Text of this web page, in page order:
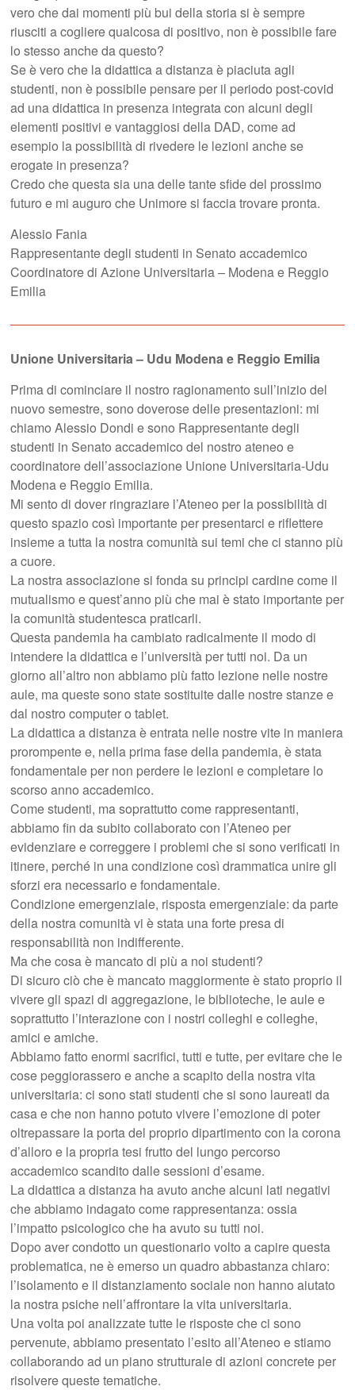
vero che dai momenti più bui della storia si è sempre
riusciti a cogliere qualcosa di positivo, non è possibile fare
lo stesso anche da questo?
Se è vero che la didattica a distanza è piaciuta agli
studenti, non è possibile pensare per il periodo post-covid
ad una didattica in presenza integrata con alcuni degli
elementi positivi e vantaggiosi della DAD, come ad
esempio la possibilità di rivedere le lezioni anche se
erogate in presenza?
Credo che questa sia una delle tante sfide del prossimo
futuro e mi auguro che Unimore si faccia trovare pronta.
Alessio Fania
Rappresentante degli studenti in Senato accademico
Coordinatore di Azione Universitaria – Modena e Reggio
Emilia
Unione Universitaria – Udu Modena e Reggio Emilia
Prima di cominciare il nostro ragionamento sull’inizio del
nuovo semestre, sono doverose delle presentazioni: mi
chiamo Alessio Dondi e sono Rappresentante degli
studenti in Senato accademico del nostro ateneo e
coordinatore dell’associazione Unione Universitaria-Udu
Modena e Reggio Emilia.
Mi sento di dover ringraziare l’Ateneo per la possibilità di
questo spazio così importante per presentarci e riflettere
insieme a tutta la nostra comunità sui temi che ci stanno più
a cuore.
La nostra associazione si fonda su principi cardine come il
mutualismo e quest’anno più che mai è stato importante per
la comunità studentesca praticarli.
Questa pandemia ha cambiato radicalmente il modo di
intendere la didattica e l’università per tutti noi. Da un
giorno all’altro non abbiamo più fatto lezione nelle nostre
aule, ma queste sono state sostituite dalle nostre stanze e
dal nostro computer o tablet.
La didattica a distanza è entrata nelle nostre vite in maniera
prorompente e, nella prima fase della pandemia, è stata
fondamentale per non perdere le lezioni e completare lo
scorso anno accademico.
Come studenti, ma soprattutto come rappresentanti,
abbiamo fin da subito collaborato con l’Ateneo per
evidenziare e correggere i problemi che si sono verificati in
itinere, perché in una condizione così drammatica unire gli
sforzi era necessario e fondamentale.
Condizione emergenziale, risposta emergenziale: da parte
della nostra comunità vi è stata una forte presa di
responsabilità non indifferente.
Ma che cosa è mancato di più a noi studenti?
Di sicuro ciò che è mancato maggiormente è stato proprio il
vivere gli spazi di aggregazione, le biblioteche, le aule e
soprattutto l’interazione con i nostri colleghi e colleghe,
amici e amiche.
Abbiamo fatto enormi sacrifici, tutti e tutte, per evitare che le
cose peggiorassero e anche a scapito della nostra vita
universitaria: ci sono stati studenti che si sono laureati da
casa e che non hanno potuto vivere l’emozione di poter
oltrepassare la porta del proprio dipartimento con la corona
d’alloro e la propria tesi frutto del lungo percorso
accademico scandito dalle sessioni d’esame.
La didattica a distanza ha avuto anche alcuni lati negativi
che abbiamo indagato come rappresentanza: ossia
l’impatto psicologico che ha avuto su tutti noi.
Dopo aver condotto un questionario volto a capire questa
problematica, ne è emerso un quadro abbastanza chiaro:
l’isolamento e il distanziamento sociale non hanno aiutato
la nostra psiche nell’affrontare la vita universitaria.
Una volta poi analizzate tutte le risposte che ci sono
pervenute, abbiamo presentato l’esito all’Ateneo e stiamo
collaborando ad un piano strutturale di azioni concrete per
risolvere queste tematiche.